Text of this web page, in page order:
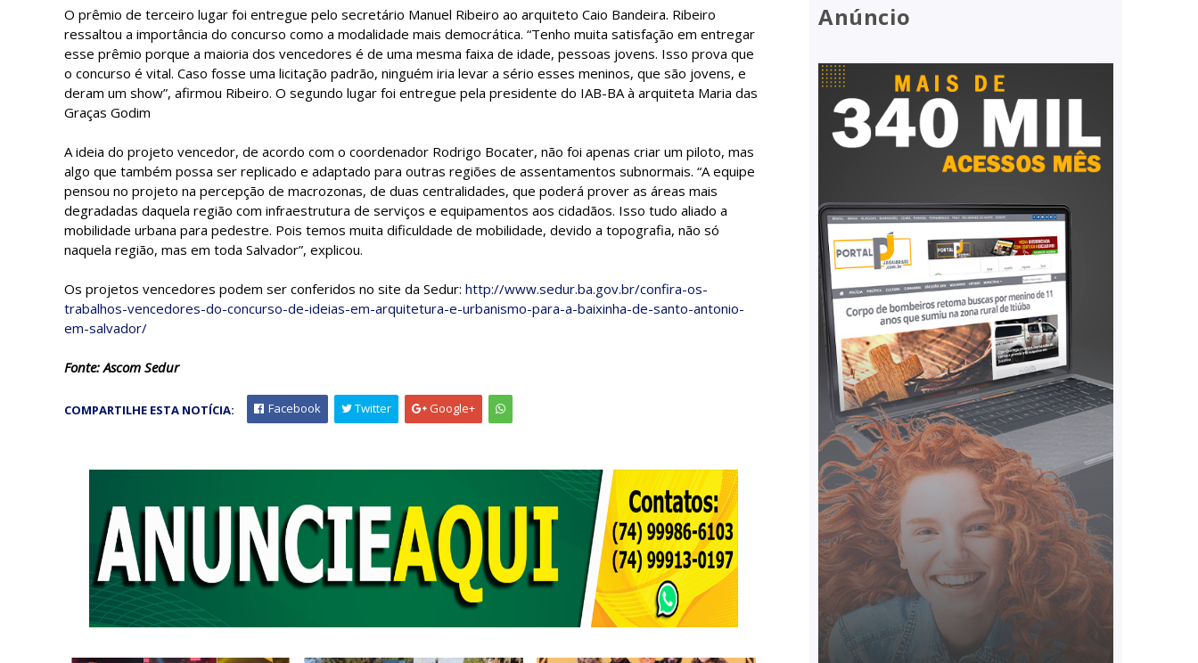
O prêmio de terceiro lugar foi entregue pelo secretário Manuel Ribeiro ao arquiteto Caio Bandeira. Ribeiro
ressaltou a importância do concurso como a modalidade mais democrática. “Tenho muita satisfação em entregar
esse prêmio porque a maioria dos vencedores é de uma mesma faixa de idade, pessoas jovens. Isso prova que
o concurso é vital. Caso fosse uma licitação padrão, ninguém iria levar a sério esses meninos, que são jovens, e
deram um show”, afirmou Ribeiro. O segundo lugar foi entregue pela presidente do IAB-BA à arquiteta Maria das
Graças Godim
A ideia do projeto vencedor, de acordo com o coordenador Rodrigo Bocater, não foi apenas criar um piloto, mas
algo que também possa ser replicado e adaptado para outras regiões de assentamentos subnormais. “A equipe
pensou no projeto na percepção de macrozonas, de duas centralidades, que poderá prover as áreas mais
degradadas daquela região com infraestrutura de serviços e equipamentos aos cidadãos. Isso tudo aliado a
mobilidade urbana para pedestre. Pois temos muita dificuldade de mobilidade, devido a topografia, não só
naquela região, mas em toda Salvador”, explicou.
Os projetos vencedores podem ser conferidos no site da Sedur: http://www.sedur.ba.gov.br/confira-os-
trabalhos-vencedores-do-concurso-de-ideias-em-arquitetura-e-urbanismo-para-a-baixinha-de-santo-antonio-
em-salvador/
Fonte: Ascom Sedur
COMPARTILHE ESTA NOTÍCIA: Facebook Twitter Google+
Anúncio